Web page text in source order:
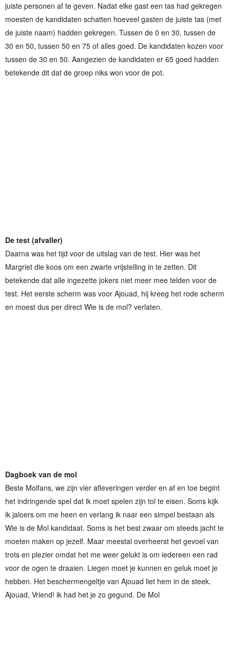
juiste personen af te geven. Nadat elke gast een tas had gekregen
moesten de kandidaten schatten hoeveel gasten de juiste tas (met
de juiste naam) hadden gekregen. Tussen de 0 en 30, tussen de
30 en 50, tussen 50 en 75 of alles goed. De kandidaten kozen voor
tussen de 30 en 50. Aangezien de kandidaten er 65 goed hadden
betekende dit dat de groep niks won voor de pot.
De test (afvaller)
Daarna was het tijd voor de uitslag van de test. Hier was het
Margriet die koos om een zwarte vrijstelling in te zetten. Dit
betekende dat alle ingezette jokers niet meer mee telden voor de
test. Het eerste scherm was voor Ajouad, hij kreeg het rode scherm
en moest dus per direct Wie is de mol? verlaten.
Dagboek van de mol
Beste Molfans, we zijn vier afleveringen verder en af en toe begint
het indringende spel dat ik moet spelen zijn tol te eisen. Soms kijk
ik jaloers om me heen en verlang ik naar een simpel bestaan als
Wie is de Mol kandidaat. Soms is het best zwaar om steeds jacht te
moeten maken op jezelf. Maar meestal overheerst het gevoel van
trots en plezier omdat het me weer gelukt is om iedereen een rad
voor de ogen te draaien. Liegen moet je kunnen en geluk moet je
hebben. Het beschermengeltje van Ajouad liet hem in de steek.
Ajouad, Vriend! ik had het je zo gegund. De Mol